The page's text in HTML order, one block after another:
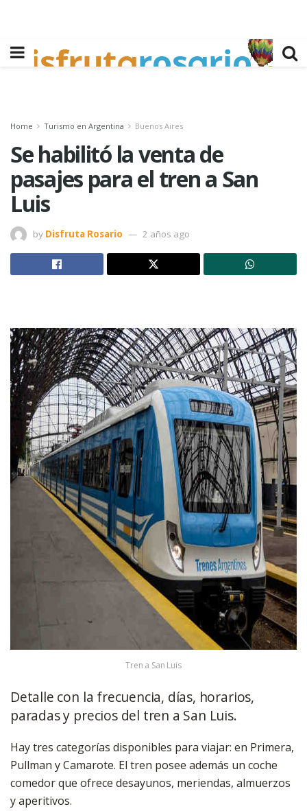
Home Turismo en Argentina Buenos Aires
Se habilitó la venta de
pasajes para el tren a San
Luis
by Disfruta Rosario 2 años ago
Tren a San Luis
Detalle con la frecuencia, días, horarios,
paradas y precios del tren a San Luis.
Hay tres categorías disponibles para viajar: en Primera,
Pullman y Camarote. El tren posee además un coche
comedor que ofrece desayunos, meriendas, almuerzos
y aperitivos.